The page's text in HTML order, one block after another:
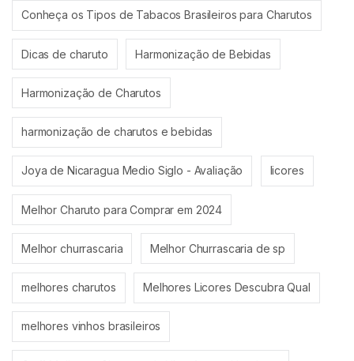
Conheça os Tipos de Tabacos Brasileiros para Charutos
Dicas de charuto Harmonização de Bebidas
Harmonização de Charutos
harmonização de charutos e bebidas
Joya de Nicaragua Medio Siglo - Avaliação licores
Melhor Charuto para Comprar em 2024
Melhor churrascaria Melhor Churrascaria de sp
melhores charutos Melhores Licores Descubra Qual
melhores vinhos brasileiros